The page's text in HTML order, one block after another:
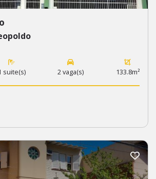
suite(s) 2 vaga(s) 133.8m²